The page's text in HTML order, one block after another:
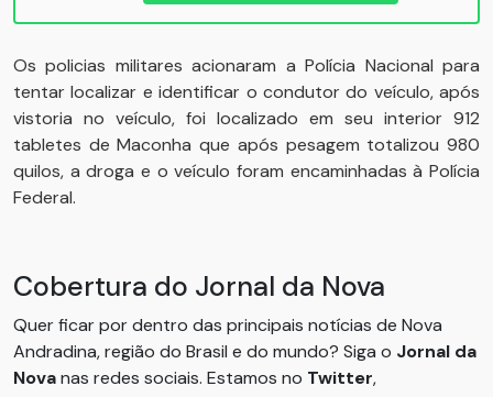
Os policias militares acionaram a Polícia Nacional para
tentar localizar e identificar o condutor do veículo, após
vistoria no veículo, foi localizado em seu interior 912
tabletes de Maconha que após pesagem totalizou 980
quilos, a droga e o veículo foram encaminhadas à Polícia
Federal.
Cobertura do Jornal da Nova
Quer ficar por dentro das principais notícias de Nova
Andradina, região do Brasil e do mundo? Siga o Jornal da
Novanas redes sociais. Estamos no Twitter,